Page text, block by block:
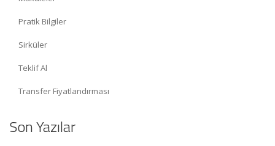
Pratik Bilgiler
Sirküler
Teklif Al
Transfer Fiyatlandırması
Son Yazılar